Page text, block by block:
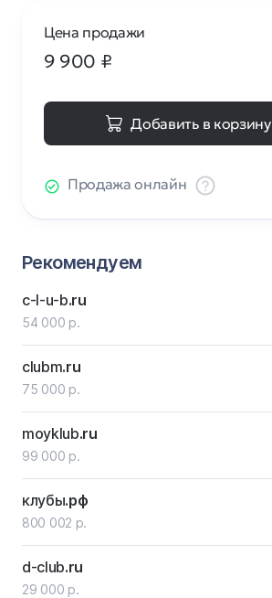
Цена продажи
9 900 ₽
Добавить в корзину
Продажа онлайн
Рекомендуем
c-l-u-b.ru
54 000 р.
clubm.ru
75 000 р.
moyklub.ru
99 000 р.
клубы.рф
800 002 р.
d-club.ru
29 000 р.